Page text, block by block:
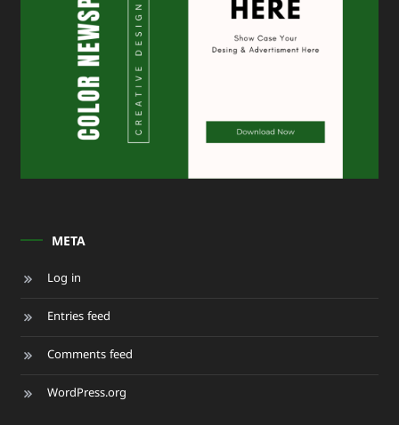
META
Log in
Entries feed
Comments feed
WordPress.org